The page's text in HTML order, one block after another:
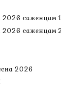
саженцам
2026 саженцам
2026